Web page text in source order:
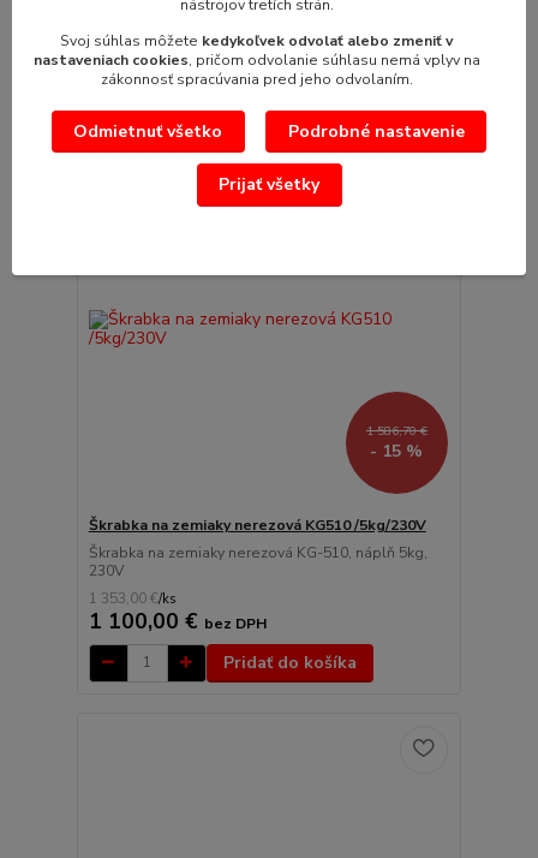
1 968,00 €
ks
1 600,00 €bez DPH
Pridať do košíka
1 586,70 €
- 15 %
Škrabka na zemiaky nerezová KG510 /5kg/230V
Škrabka na zemiaky nerezová KG-510, náplň 5kg,
230V
1 353,00 €/ks
1 100,00 € bez DPH
Pridať do košíka
nástrojov tretích strán.
Svoj súhlas môžete kedykoľvek odvolať alebo zmeniť v
nastaveniach cookies, pričom odvolanie súhlasu nemá vplyv na
zákonnosť spracúvania pred jeho odvolaním.
Odmietnuť všetko Podrobné nastavenie
Prijať všetky